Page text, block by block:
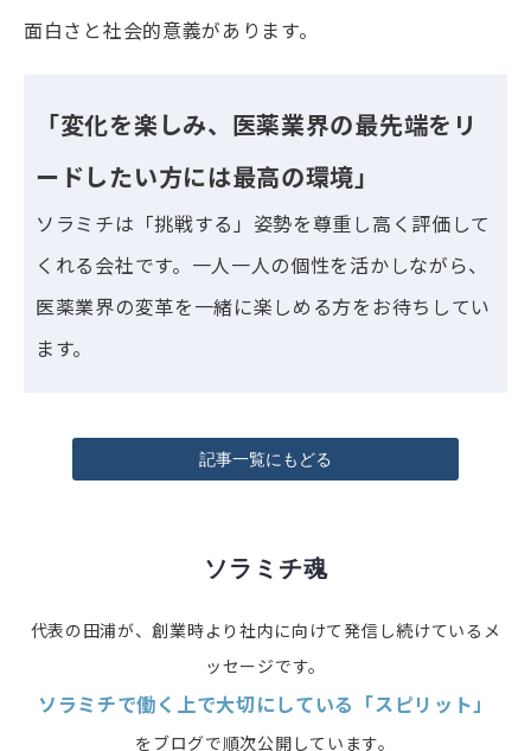
面白さと社会的意義があります。
「変化を楽しみ、医薬業界の最先端をリ
ードしたい方には最高の環境」
ソラミチは「挑戦する」姿勢を尊重し高く評価して
くれる会社です。一人一人の個性を活かしながら、
医薬業界の変革を一緒に楽しめる方をお待ちしてい
ます。
記事一覧にもどる
ソラミチ魂
代表の田浦が、創業時より社内に向けて発信し続けているメ
ッセージです。
ソラミチで働く上で大切にしている「スピリット」
をブログで順次公開しています。